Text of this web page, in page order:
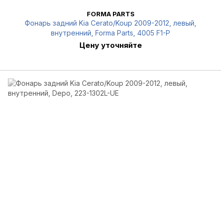
FORMA PARTS
Фонарь задний Kia Cerato/Koup 2009-2012, левый,
внутренний, Forma Parts, 4005 F1-P
Цену уточняйте